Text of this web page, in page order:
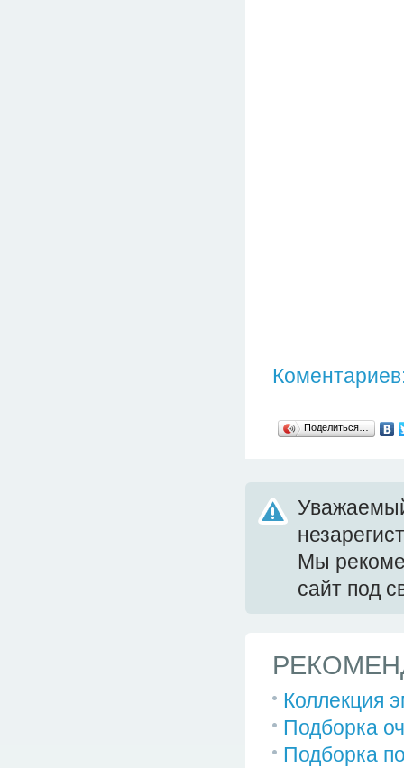
Поделиться…
Мы
сайт под
Коллекция
Подборка
Подборка